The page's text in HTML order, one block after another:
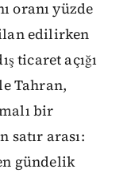
oranı yüzde
ilan edilirken
ticaret açığı
Tahran,
bir
satır arası:
gündelik